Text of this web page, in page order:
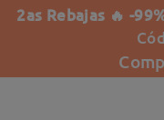
2as Rebajas 🔥 -